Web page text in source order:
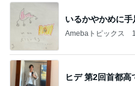
いるかやかめに
Amebaトピックス
ヒデ 第2回首都高